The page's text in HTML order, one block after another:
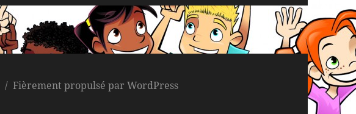
Fièrement propulsé par WordPress